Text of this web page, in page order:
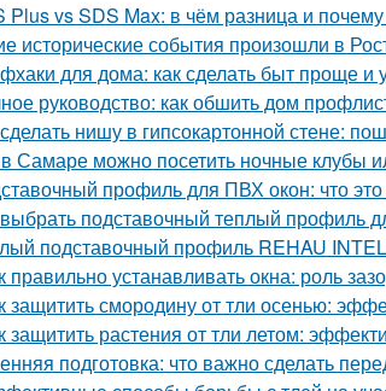
Plus vs SDS Max: в чём разница и
исторические события произошли в
для дома: как сделать быт проще и
руководство: как обшить дом
нишу в гипсокартонной стене:
Самаре можно посетить ночные клубы
профиль для ПВХ окон: что это
подставочный теплый профиль
подставочный профиль REHAU
правильно устанавливать окна: роль
защитить смородину от тли осенью:
защитить растения от тли летом:
подготовка: что важно сделать